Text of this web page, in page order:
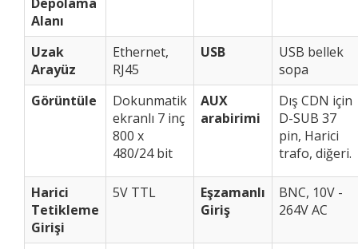
Alanı
Uzak
Arayüz
Ethernet,
RJ45
USB
USB bellek
sopa
Görüntüle
Dokunmatik
ekranlı 7 inç
800 x
480/24 bit
AUX
arabirimi
Dış CDN için
D-SUB 37
pin, Harici
trafo, diğeri.
Harici
Tetikleme
Girişi
5V TTL
Eşzamanlı
Giriş
BNC, 10V -
264V AC